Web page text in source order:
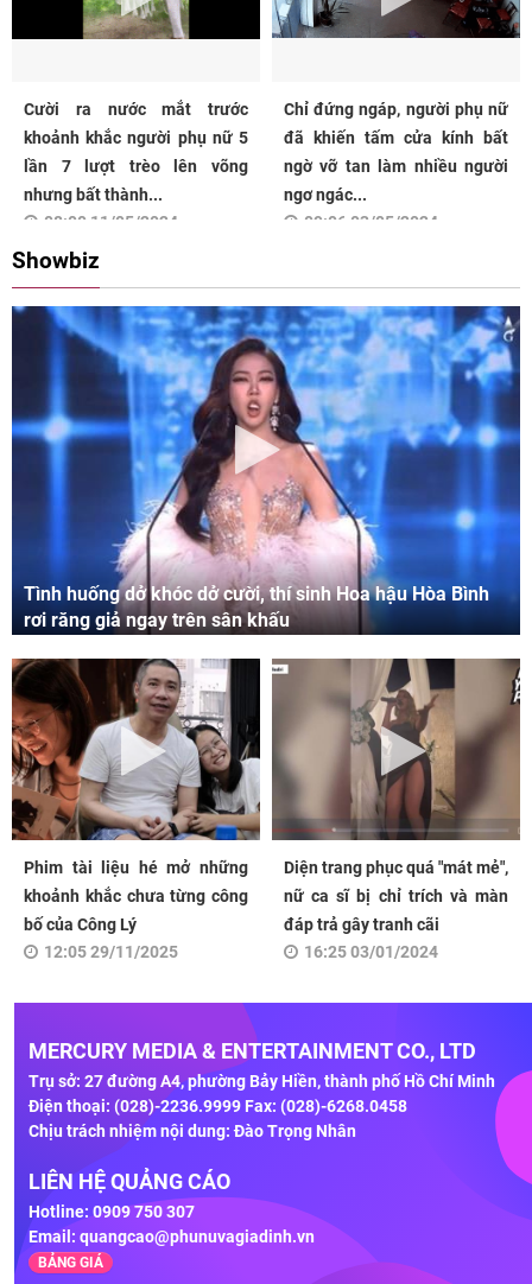
Cười ra nước mắt trước
khoảnh khắc người phụ nữ 5
lần 7 lượt trèo lên võng
nhưng bất thành...
08:00 11/05/2024
Chỉ đứng ngáp, người phụ nữ
đã khiến tấm cửa kính bất
ngờ vỡ tan làm nhiều người
ngơ ngác...
09:06 03/05/2024
Showbiz
Tình huống dở khóc dở cười, thí sinh Hoa hậu Hòa Bình
rơi răng giả ngay trên sân khấu
Phim tài liệu hé mở những
khoảnh khắc chưa từng công
bố của Công Lý
12:05 29/11/2025
Diện trang phục quá "mát mẻ",
nữ ca sĩ bị chỉ trích và màn
đáp trả gây tranh cãi
16:25 03/01/2024
MERCURY MEDIA & ENTERTAINMENT CO., LTD
Trụ sở: 27 đường A4, phường Bảy Hiền, thành phố Hồ Chí Minh
Điện thoại: (028)-2236.9999 Fax: (028)-6268.0458
Chịu trách nhiệm nội dung: Đào Trọng Nhân
LIÊN HỆ QUẢNG CÁO
Hotline: 0909 750 307
Email: quangcao@phunuvagiadinh.vn
BẢNG GIÁ